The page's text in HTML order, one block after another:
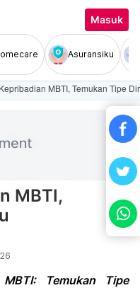
Masuk
Asuransiku
MBTI, Temukan Tipe
MBTI,
Temukan Tipe